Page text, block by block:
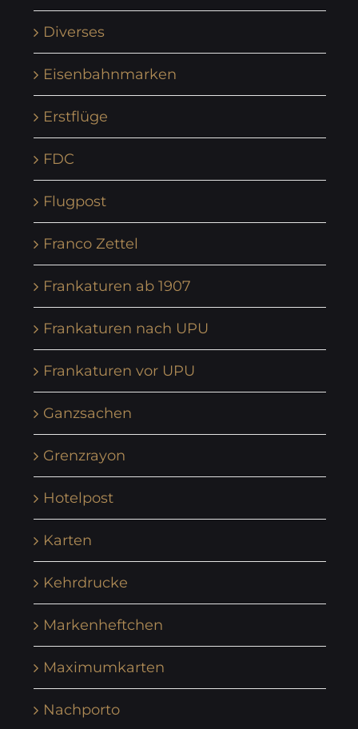
Diverses
Eisenbahnmarken
Erstflüge
FDC
Flugpost
Franco Zettel
Frankaturen ab 1907
Frankaturen nach UPU
Frankaturen vor UPU
Ganzsachen
Grenzrayon
Hotelpost
Karten
Kehrdrucke
Markenheftchen
Maximumkarten
Nachporto